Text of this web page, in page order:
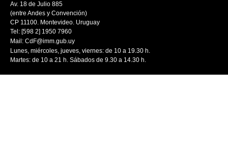
Av. 18 de Julio 885
(entre Andes y Convención)
CP 11100. Montevideo. Uruguay
Tel: [598 2] 1950 7960
Mail: CdF@imm.gub.uy
Lunes, miércoles, jueves, viernes: de 10 a 19.30 h.
Martes: de 10 a 21 h. Sábados de 9.30 a 14.30 h.